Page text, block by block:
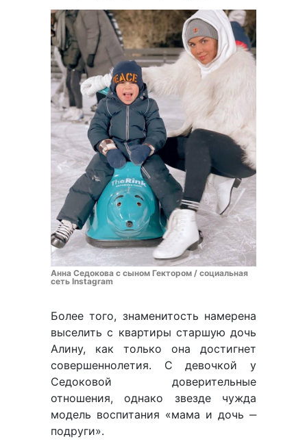
Анна Седокова с сыном Гектором / социальная
сеть Instagram
Более того, знаменитость намерена
выселить с квартиры старшую дочь
Алину, как только она достигнет
совершеннолетия. С девочкой у
Седоковой доверительные
отношения, однако звезде чужда
модель воспитания «мама и дочь ‒
подруги».